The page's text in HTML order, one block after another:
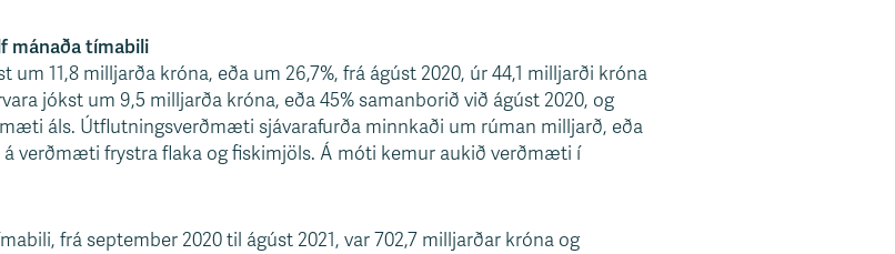
mánaða tímabili
11,8 milljarða króna, eða um 26,7%, frá ágúst 2020, úr 44,1 milljarði króna
jókst um 9,5 milljarða króna, eða 45% samanborið við ágúst 2020, og
áls. Útflutningsverðmæti sjávarafurða minnkaði um rúman milljarð, eða
verðmæti frystra flaka og fiskimjöls. Á móti kemur aukið verðmæti í
frá september 2020 til ágúst 2021, var 702,7 milljarðar króna og